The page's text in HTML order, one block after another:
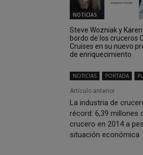
NOTICIAS
Steve Wozniak y
bordo de los cruceros
Cruises en su nuevo
de enriquecimiento
NOTICIAS PORTADA
Artículo anterior
La industria de
récord: 6,39 millones
crucero en 2014 a
situación económica